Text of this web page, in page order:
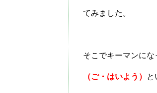
てみました。
そこでキーマンにな
（ご・はいよう） と